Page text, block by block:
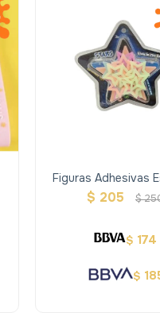
Figuras Adhesivas
Brillan En La
$ 205 $
$ 174
$